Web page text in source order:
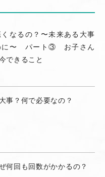
なるの？〜未来ある大事
に〜 パート③ お子さん
できること
事？何で必要なの？
何回も回数がかかるの？